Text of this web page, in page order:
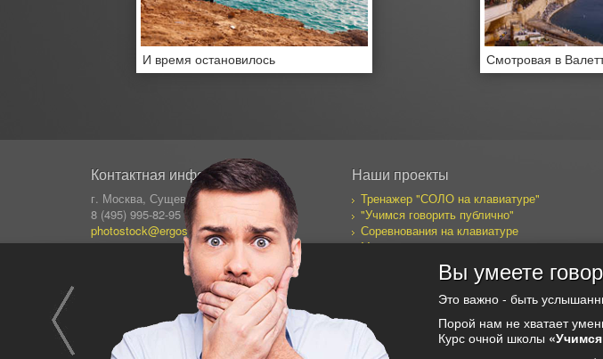
И время остановилось Смотровая в
Контактная информация
г. Москва, Сущевский Вал 64
8 (495) 995-82-95 (кругл.)
photostock@ergosolo.ru
Наши проекты
Тренажер "СОЛО на клавиатуре"
"Учимся говорить публично"
Соревнования на клавиатуре
Моя собака желает познакомиться
Дневник предпринимателя
Вы умеете
Это важно - быть
Порой нам не хватает
Курс очной школы